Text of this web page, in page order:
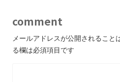
comment
メールアドレスが公開されること
る欄は必須項目です